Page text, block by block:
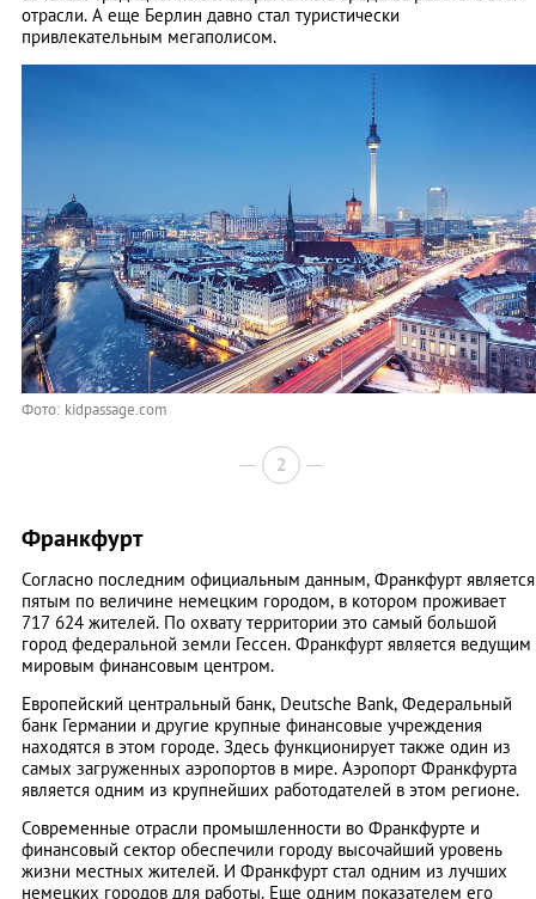
отрасли. А еще Берлин давно стал туристически
привлекательным мегаполисом.
Фото: kidpassage.com
2
Франкфурт
Согласно последним официальным данным, Франкфурт является
пятым по величине немецким городом, в котором проживает
717 624 жителей. По охвату территории это самый большой
город федеральной земли Гессен. Франкфурт является ведущим
мировым финансовым центром.
Европейский центральный банк, Deutsche Bank, Федеральный
банк Германии и другие крупные финансовые учреждения
находятся в этом городе. Здесь функционирует также один из
самых загруженных аэропортов в мире. Аэропорт Франкфурта
является одним из крупнейших работодателей в этом регионе.
Современные отрасли промышленности во Франкфурте и
финансовый сектор обеспечили городу высочайший уровень
жизни местных жителей. И Франкфурт стал одним из лучших
немецких городов для работы. Еще одним показателем его